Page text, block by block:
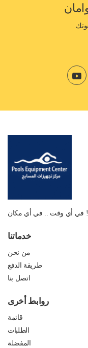
في أي وقت .. في أي مكان
خدماتنا
من نحن
طريقة الدفع
اتصل بنا
روابط أخرى
قائمة
الطلبات
المفضلة